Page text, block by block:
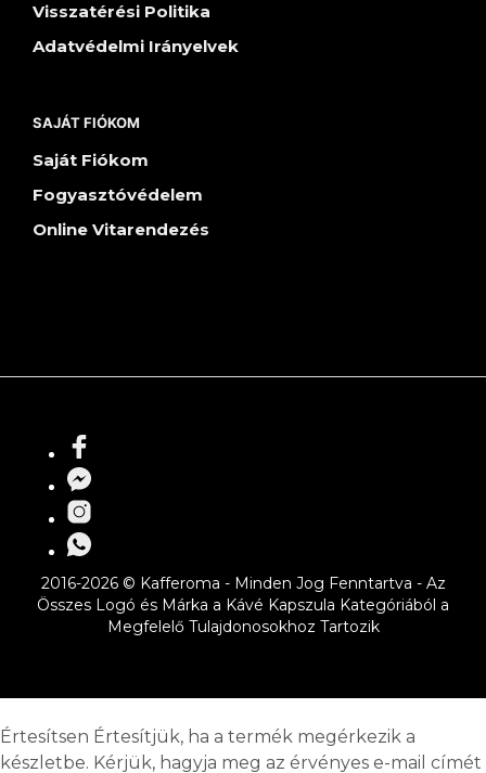
Visszatérési Politika
Adatvédelmi Irányelvek
SAJÁT FIÓKOM
Saját Fiókom
Fogyasztóvédelem
Online Vitarendezés
2016-2026 © Kafferoma - Minden Jog Fenntartva - Az
Összes Logó és Márka a Kávé Kapszula Kategóriából a
Megfelelő Tulajdonosokhoz Tartozik
Értesítsen Értesítjük, ha a termék megérkezik a
készletbe. Kérjük, hagyja meg az érvényes e-mail címét